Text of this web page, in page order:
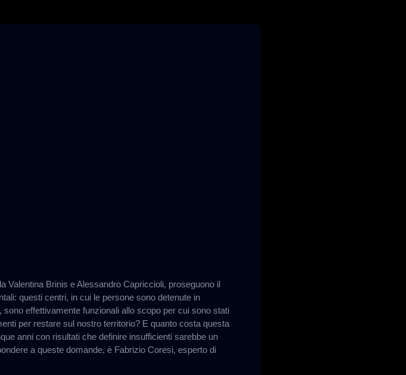
Valentina Brinis e Alessandro Capriccioli, proseguono il
questi centri, in cui le persone sono detenute in
effettivamente funzionali allo scopo per cui sono stati
per restare sul nostro territorio? E quanto costa questa
anni con risultati che definire insufficienti sarebbe un
a queste domande, è Fabrizio Coresi, esperto di